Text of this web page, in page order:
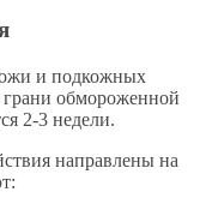
и подкожных
грани обмороженной
2-3 недели.
направлены на